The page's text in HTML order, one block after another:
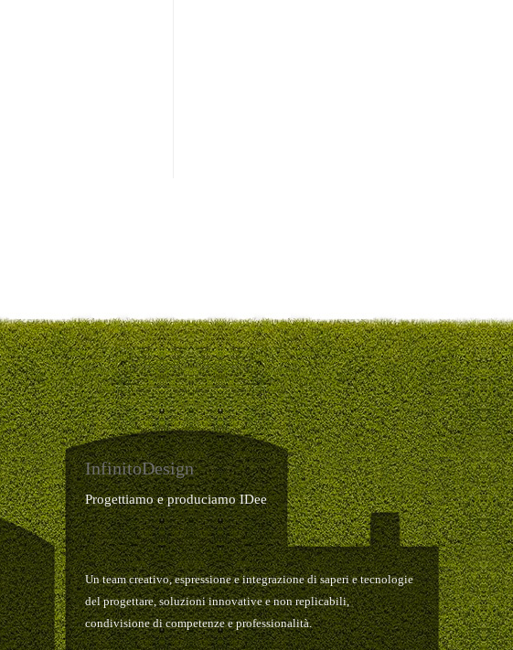
InfinitoDesign
Progettiamo e produciamo IDee
Un team creativo, espressione e integrazione di saperi e tecnologie
del progettare, soluzioni innovative e non replicabili,
condivisione di competenze e professionalità.